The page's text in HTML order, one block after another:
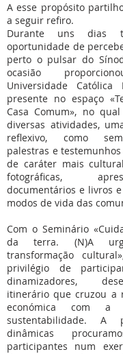
A esse propósito
a seguir refiro.
Durante uns dias
oportunidade de
perto o pulsar do
ocasião
Universidade Católica
presente no espaço
Casa Comum», no
diversas atividades,
reflexivo, como
palestras e
de caráter mais
fotográficas,
documentários e livros
modos de vida das
Com o Seminário
da terra. (N)A
transformação
privilégio de
dinamizadores,
itinerário que cruzou a
económica com a
sustentabilidade.
dinâmicas
participantes num